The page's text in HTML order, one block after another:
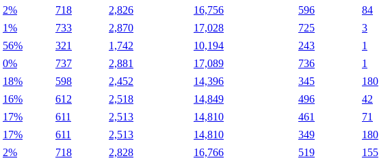
2% 718 2,826 16,756 596 84
1% 733 2,870 17,028 725 3
56% 321 1,742 10,194 243 1
0% 737 2,881 17,089 736 1
18% 598 2,452 14,396 345 180
16% 612 2,518 14,849 496 42
17% 611 2,513 14,810 461 71
17% 611 2,513 14,810 349 180
2% 718 2,828 16,766 519 155